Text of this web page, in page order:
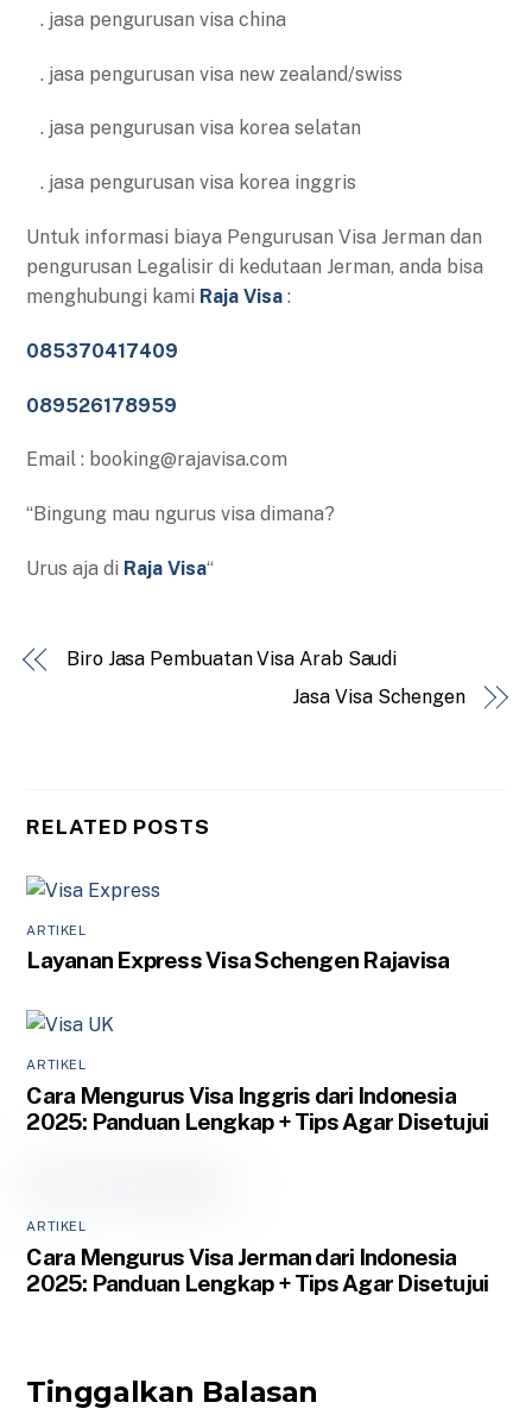
. jasa pengurusan visa china
. jasa pengurusan visa new zealand/swiss
. jasa pengurusan visa korea selatan
. jasa pengurusan visa korea inggris
Untuk informasi biaya Pengurusan Visa Jerman dan
pengurusan Legalisir di kedutaan Jerman, anda bisa
menghubungi kami Raja Visa :
085370417409
089526178959
Email : booking@rajavisa.com
“Bingung mau ngurus visa dimana?
Urus aja di Raja Visa“
Biro Jasa Pembuatan Visa Arab Saudi
Jasa Visa Schengen
RELATED POSTS
ARTIKEL
Layanan Express Visa Schengen Rajavisa
ARTIKEL
Cara Mengurus Visa Inggris dari Indonesia
2025: Panduan Lengkap + Tips Agar Disetujui
ARTIKEL
Cara Mengurus Visa Jerman dari Indonesia
2025: Panduan Lengkap + Tips Agar Disetujui
Tinggalkan Balasan